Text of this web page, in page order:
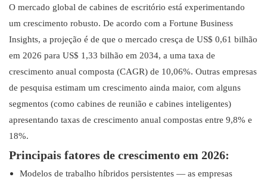
O mercado global de cabines de escritório está experimentando
um crescimento robusto. De acordo com a Fortune Business
Insights, a projeção é de que o mercado cresça de US$ 0,61 bilhão
em 2026 para US$ 1,33 bilhão em 2034, a uma taxa de
crescimento anual composta (CAGR) de 10,06%. Outras empresas
de pesquisa estimam um crescimento ainda maior, com alguns
segmentos (como cabines de reunião e cabines inteligentes)
apresentando taxas de crescimento anual compostas entre 9,8% e
18%.
Principais fatores de crescimento em 2026:
Modelos de trabalho híbridos persistentes — as empresas